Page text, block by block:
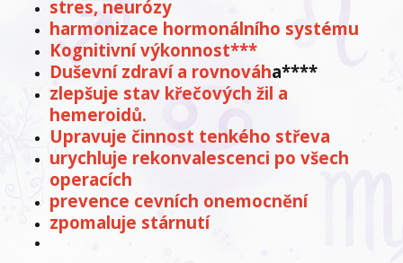
stres, neurózy
harmonizace hormonálního systému
Kognitivní výkonnost***
Duševní zdraví a rovnováha****
zlepšuje stav křečových žil a
hemeroidů.
Upravuje činnost tenkého střeva
urychluje rekonvalescenci po všech
operacích
prevence cevních onemocnění
zpomaluje stárnutí